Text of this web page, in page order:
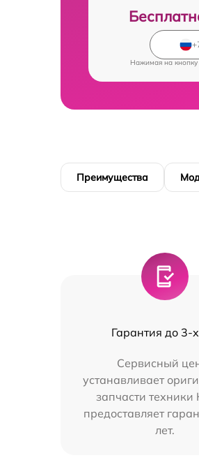
Нажимая на кнопку
Преимущества
Гарантия до 3-
Сервисный
устанавливает
запчасти техники
предоставляет
лет.